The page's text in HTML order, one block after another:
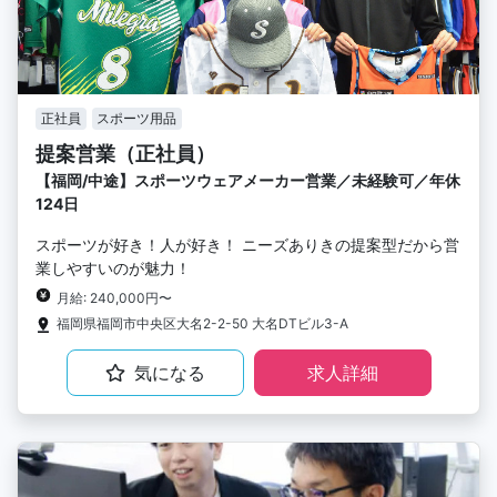
正社員 スポーツ用品
提案営業（正社員）
【福岡/中途】スポーツウェアメーカー営業／未経験可／年休
124日
スポーツが好き！人が好き！ ニーズありきの提案型だから営
業しやすいのが魅力！
月給: 240,000円〜
福岡県福岡市中央区大名2-2-50 大名DTビル3-A
気になる 求人詳細